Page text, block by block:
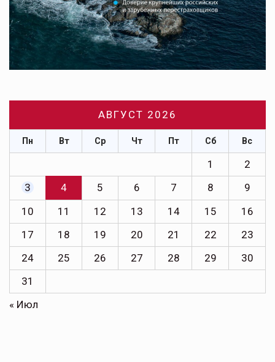
АВГУСТ 2026
Пн Вт Ср Чт Пт Сб Вс
1
2
3
4 5 6 7 8
9
10
11 12 13 14 15
16
17
18 19 20 21 22
23
24
25 26 27 28 29
30
31
« Июл